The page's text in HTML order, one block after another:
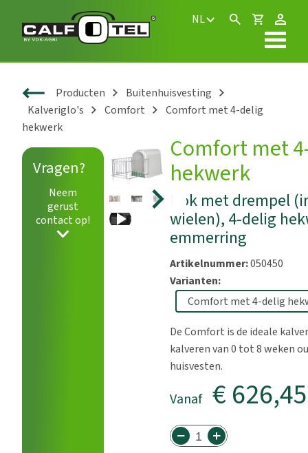
NL
Producten
Buitenhuisvesting
Kalveriglo's
Comfort
Comfort met 4-delig
hekwerk
Vragen?
Neem
gerust
contact op!
Play
Comfort met
hekwerk
Hok met drempel
wielen), 4-delig
emmerring
Artikelnummer:050450
Varianten:
De Comfort is de ideale
kalveren van 0 tot 8 weken
huisvesten.
Vanaf € 626,45